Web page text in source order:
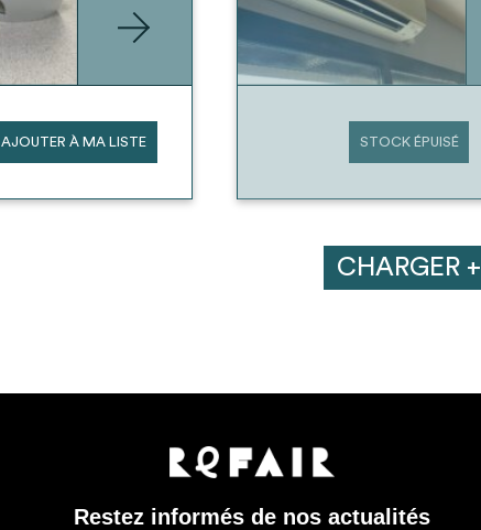
AJOUTER À MA LISTE STOCK ÉPUISÉ
CHARGER +
Restez informés de nos actualités